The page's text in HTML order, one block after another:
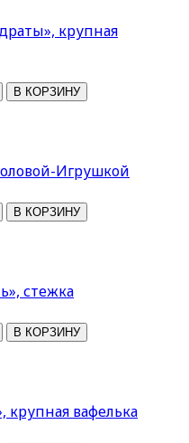
крупная
Игрушкой
стежка
крупная вафелька